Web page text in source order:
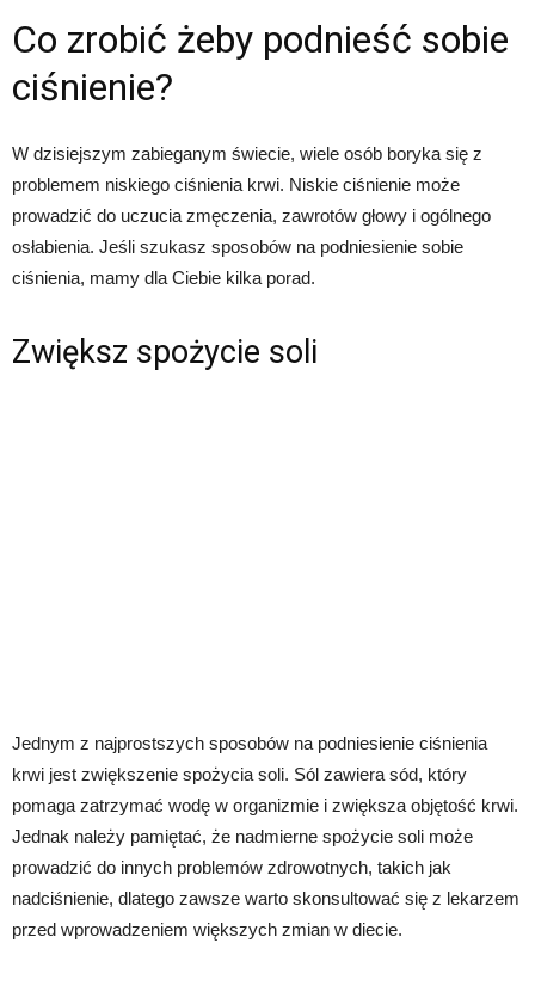
Co zrobić żeby podnieść sobie
ciśnienie?
W dzisiejszym zabieganym świecie, wiele osób boryka się z
problemem niskiego ciśnienia krwi. Niskie ciśnienie może
prowadzić do uczucia zmęczenia, zawrotów głowy i ogólnego
osłabienia. Jeśli szukasz sposobów na podniesienie sobie
ciśnienia, mamy dla Ciebie kilka porad.
Zwiększ spożycie soli
Jednym z najprostszych sposobów na podniesienie ciśnienia
krwi jest zwiększenie spożycia soli. Sól zawiera sód, który
pomaga zatrzymać wodę w organizmie i zwiększa objętość krwi.
Jednak należy pamiętać, że nadmierne spożycie soli może
prowadzić do innych problemów zdrowotnych, takich jak
nadciśnienie, dlatego zawsze warto skonsultować się z lekarzem
przed wprowadzeniem większych zmian w diecie.